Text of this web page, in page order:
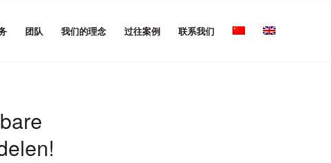
团队 我们的理念 过往案例 联系我们